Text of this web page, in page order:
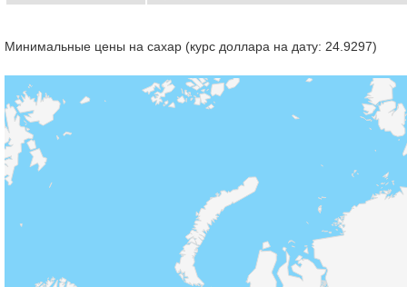
Минимальные цены на сахар (курс доллара на дату: 24.9297)